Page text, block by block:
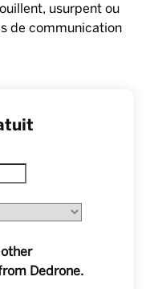
usurpent ou
de communication
Dedrone.